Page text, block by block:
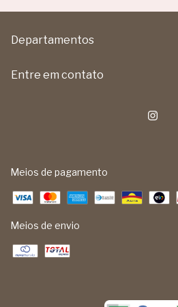
Departamentos
Entre em contato
Meios de pagamento
Meios de envio